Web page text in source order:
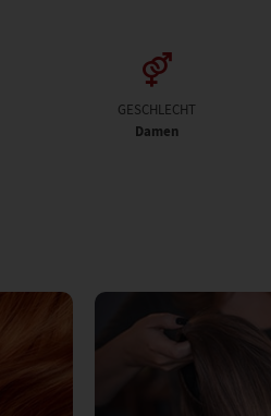
GESCHLECHT
Damen